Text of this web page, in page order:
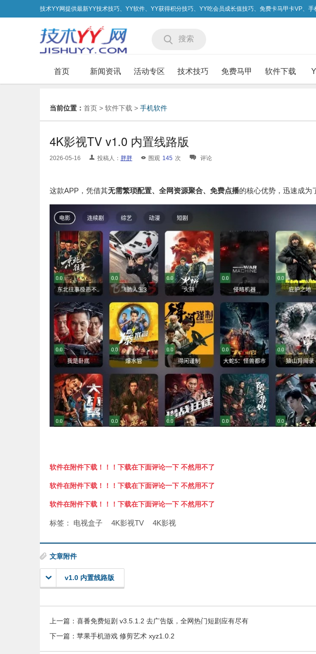
技术YY网提供最新YY技术技巧、YY软件、YY获得积分技巧、YY吃会员成长值技巧、免费卡马甲卡VP、
搜索
首页 新闻资讯 活动专区 技术技巧 免费马甲 软件下载
当前位置： 首页 > 软件下载 > 手机软件
4K影视TV v1.0 内置线路版
2026-05-16 投稿人： 胖胖 围观 145 次 评论
这款APP，凭借其无需繁琐配置、全网资源聚合、免费点播的核心优势，迅速成为
软件在附件下载！！！下载在下面评论一下 不然用不了
软件在附件下载！！！下载在下面评论一下 不然用不了
软件在附件下载！！！下载在下面评论一下 不然用不了
标签： 电视盒子 4K影视TV 4K影视
文章附件
v1.0 内置线路版
上一篇： 喜番免费短剧 v3.5.1.2 去广告版，全网热门短剧应有尽有
下一篇： 苹果手机游戏 修剪艺术 xyz1.0.2